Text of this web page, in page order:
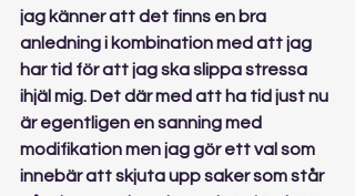
jag känner att det finns en bra
anledning i kombination med att jag
har tid för att jag ska slippa stressa
ihjäl mig. Det där med att ha tid just nu
är egentligen en sanning med
modifikation men jag gör ett val som
innebär att skjuta upp saker som står